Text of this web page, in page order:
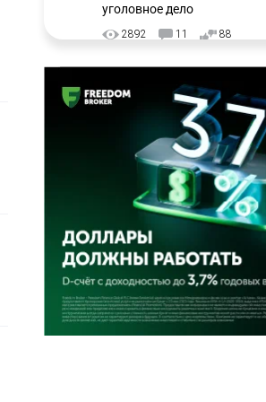
уголовное дело
2892 11 88
Переписку из телефона
Нурай Серикбай в день
похищения зачитали в суде
2913 0 19
⚠️ Доброе утро, друзья!
Предлагаем обзор главных
новостей за 4 августа
2709 0 1
5
🗣Глава государства
направил телеграмму
соболезнования родным и